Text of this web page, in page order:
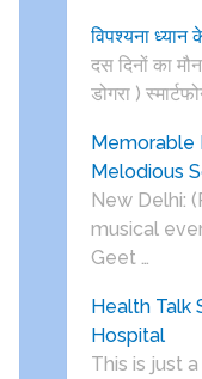
विपश्यना ध्यान
दस दिनों का
डोगरा )
Memorable
Melodious
New Delhi:
musical
Geet …
Health Talk
Hospital
This is just